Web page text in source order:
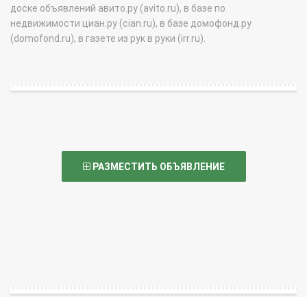
доске объявлений авито.ру (avito.ru), в базе по
недвижимости циан.ру (cian.ru), в базе домофонд.ру
(domofond.ru), в газете из рук в руки (irr.ru).
РАЗМЕСТИТЬ ОБЪЯВЛЕНИЕ